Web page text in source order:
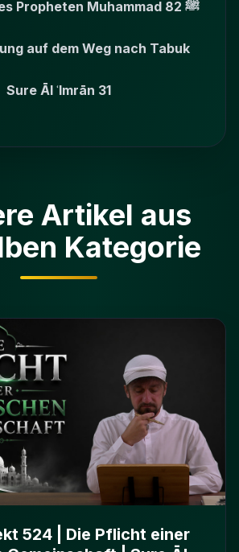
Das Leben des Propheten Muhammad ﷺ 82
auf dem Weg nach Tabuk
Sure Āl ʿImrān 31
Artikel aus
Kategorie
524 | Die Pflicht einer